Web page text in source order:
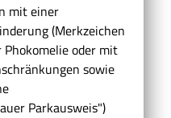
mit einer
(Merkzeichen
Phokomelie oder mit
sowie
Parkausweis")